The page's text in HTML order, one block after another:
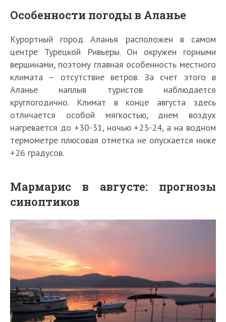
Особенности погоды в Аланье
Курортный город Аланья расположен в самом
центре Турецкой Ривьеры. Он окружен горными
вершинами, поэтому главная особенность местного
климата – отсутствие ветров. За счет этого в
Аланье наплыв туристов наблюдается
круглогодично. Климат в конце августа здесь
отличается особой мягкостью, днем воздух
нагревается до +30-31, ночью +23-24, а на водном
термометре плюсовая отметка не опускается ниже
+26 градусов.
Мармарис в августе: прогнозы
синоптиков